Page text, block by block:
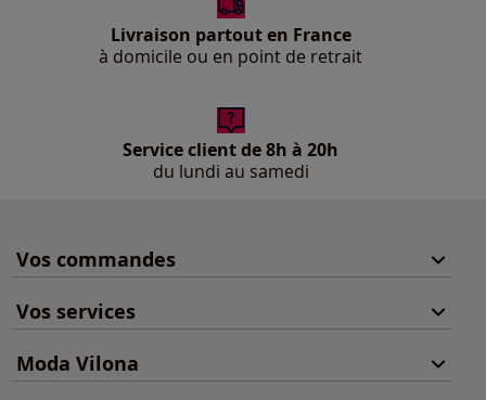
Livraison partout en France
à domicile ou en point de retrait
Service client de 8h à 20h
du lundi au samedi
Vos commandes
Vos services
Moda Vilona